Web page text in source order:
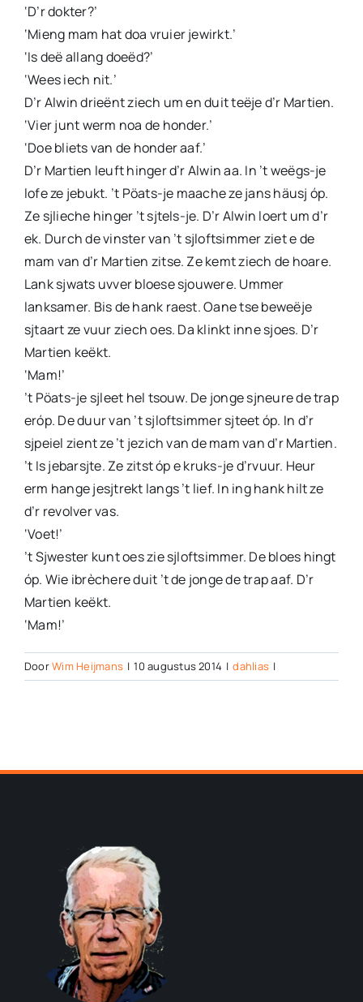
‘D’r dokter?’
‘Mieng mam hat doa vruier jewirkt.’
‘Is deë allang doeëd?’
‘Wees iech nit.’
D’r Alwin drieënt ziech um en duit teëje d’r Martien.
‘Vier junt werm noa de honder.’
‘Doe bliets van de honder aaf.’
D’r Martien leuft hinger d’r Alwin aa. In ’t weëgs-je
lofe ze jebukt. ’t Pöats-je maache ze jans häusj óp.
Ze sjlieche hinger ’t sjtels-je. D’r Alwin loert um d’r
ek. Durch de vinster van ’t sjloftsimmer ziet e de
mam van d’r Martien zitse. Ze kemt ziech de hoare.
Lank sjwats uvver bloese sjouwere. Ummer
lanksamer. Bis de hank raest. Oane tse beweëje
sjtaart ze vuur ziech oes. Da klinkt inne sjoes. D’r
Martien keëkt.
‘Mam!’
’t Pöats-je sjleet hel tsouw. De jonge sjneure de trap
eróp. De duur van ’t sjloftsimmer sjteet óp. In d’r
sjpeiel zient ze ’t jezich van de mam van d’r Martien.
’t Is jebarsjte. Ze zitst óp e kruks-je d’rvuur. Heur
erm hange jesjtrekt langs ’t lief. In ing hank hilt ze
d’r revolver vas.
‘Voet!’
’t Sjwester kunt oes zie sjloftsimmer. De bloes hingt
óp. Wie ibrèchere duit ’t de jonge de trap aaf. D’r
Martien keëkt.
‘Mam!’
DoorWim Heijmans | 10 augustus 2014 | dahlias |